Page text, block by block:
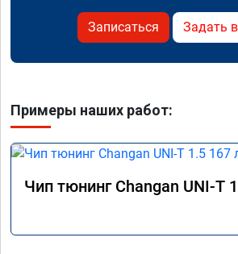
Записаться Задать
Примеры наших работ:
Чип тюнинг Changan UNI-T